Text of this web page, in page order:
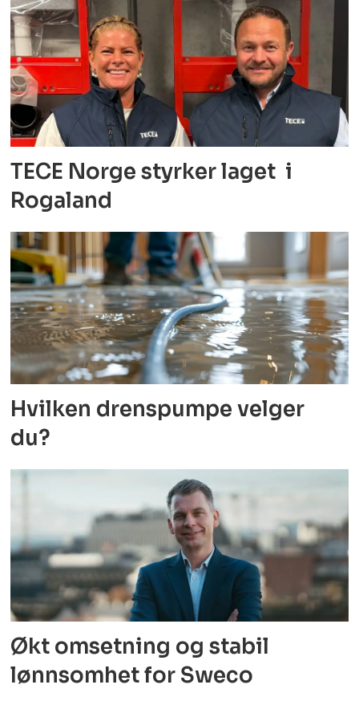
TECE Norge styrker laget i
Rogaland
Hvilken drenspumpe velger
du?
Økt omsetning og stabil
lønnsomhet for Sweco